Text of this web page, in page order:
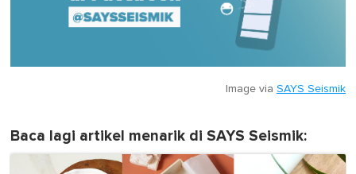
Image via SAYS Seismik
Baca lagi artikel menarik di SAYS Seismik: